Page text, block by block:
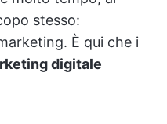
stesso:
È qui che i
digitale